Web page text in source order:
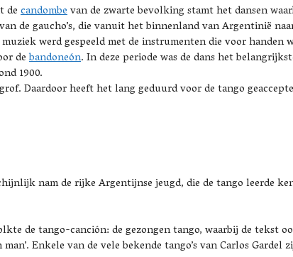
decandombevan de zwarte bevolking stamt het dansen
de gaucho’s, die vanuit het binnenland van Argentinië
werd gespeeld met de instrumenten die voor handen
debandoneón. In deze periode was de dans het
1900.
Daardoor heeft het lang geduurd voor de tango
nam de rijke Argentijnse jeugd, die de tango leerde
de tango-canción: de gezongen tango, waarbij de tekst
Enkele van de vele bekende tango’s van Carlos Gardel